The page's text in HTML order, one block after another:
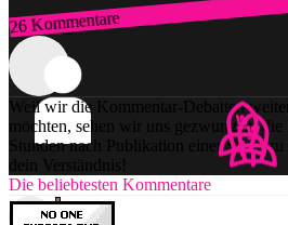
26 Kommentare
Zum Login
Weil wir die Kommentar-Debatten
möchten, sehen wir uns gezwungen,
Stunden nach Publikation einer Story zu
dein Verständnis!
Die beliebtesten Kommentare